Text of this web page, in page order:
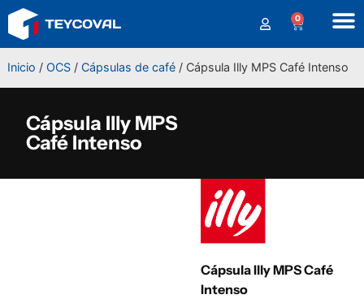
0
Inicio / OCS/ Cápsulas de café/ Cápsula Illy MPS Café Intenso
Cápsula Illy MPS
Café Intenso
Cápsula Illy MPS Café
Intenso